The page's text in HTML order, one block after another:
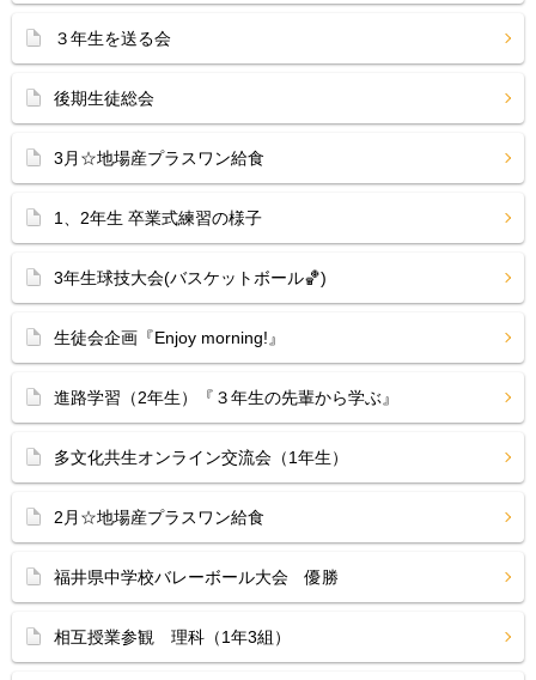
３年生を送る会
後期生徒総会
3月☆地場産プラスワン給食
1、2年生 卒業式練習の様子
3年生球技大会(バスケットボール🏀)
生徒会企画『Enjoy morning!』
進路学習（2年生）『３年生の先輩から学ぶ』
多文化共生オンライン交流会（1年生）
2月☆地場産プラスワン給食
福井県中学校バレーボール大会 優勝
相互授業参観 理科（1年3組）